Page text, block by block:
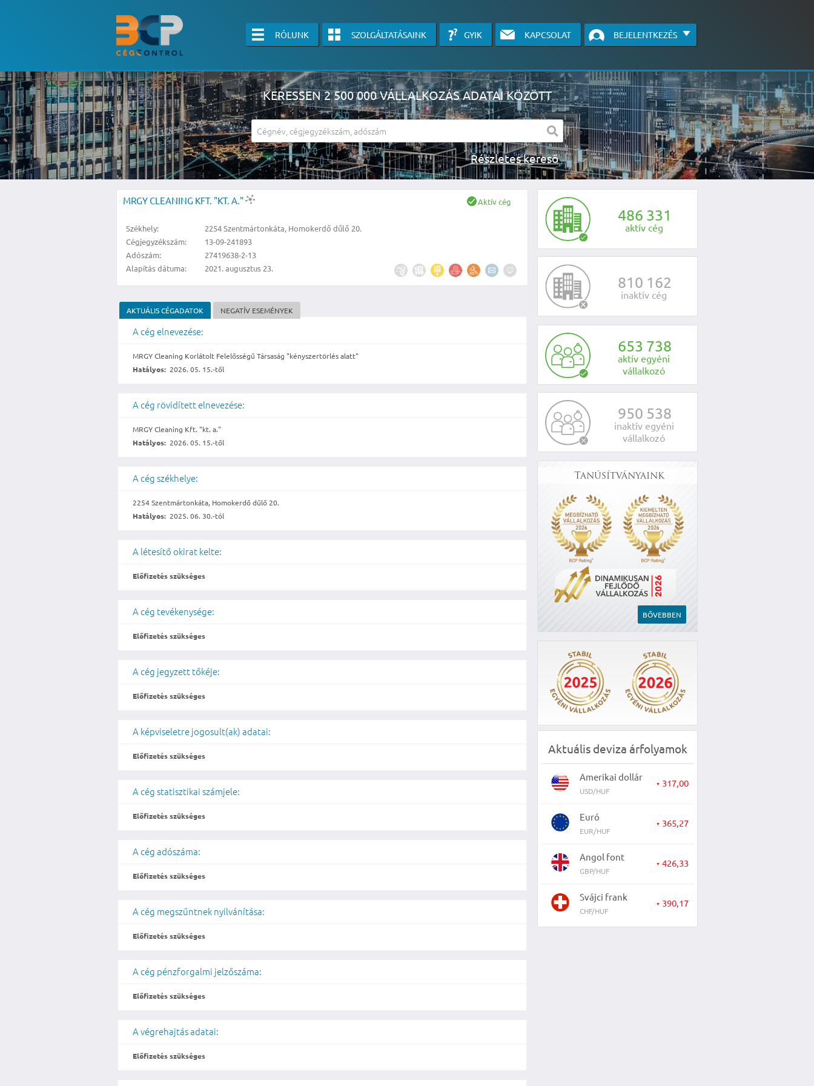
RÓLUNK SZOLGÁLTATÁSAINK GYIK KAPCSOLAT BEJELENTKEZÉS
KERESSEN 2 500 000 VÁLLALKOZÁS ADATAI KÖZÖTT
Részletes kereső
A részletes kereső csak belépett felhasználók számára érhető el, használatához kérjük jelentkezzen be, vagy vegye fel velünk a kapcsolatot az alábbi
486 331
aktív cég
810 162
inaktív cég
653 738
aktív egyéni
vállalkozó
950 538
inaktív egyéni
vállalkozó
Tanúsítványaink
BŐVEBBEN
Aktuális deviza árfolyamok
Amerikai dollár
USD/HUF
▼ 317,00
Euró
EUR/HUF
▼ 365,27
Angol font
GBP/HUF
▼ 426,33
Svájci frank
CHF/HUF
▼ 390,17
MRGY CLEANING KFT. "KT. A."
Székhely:
2254 Szentmártonkáta, Homokerdő dűlő 20.
Cégjegyzékszám:
13-09-241893
Adószám:
27419638-2-13
Alapítás dátuma:
2021. augusztus 23.
Aktív cég
AKTUÁLIS CÉGADATOK NEGATÍV ESEMÉNYEK
A cég elnevezése:
MRGY Cleaning Korlátolt Felelősségű Társaság "kényszertörlés alatt"
Hatályos: 2026. 05. 15.-től
A cég rövidített elnevezése:
MRGY Cleaning Kft. "kt. a."
Hatályos: 2026. 05. 15.-től
A cég székhelye:
2254 Szentmártonkáta, Homokerdő dűlő 20.
Hatályos: 2025. 06. 30.-tól
A létesítő okirat kelte:
Előfizetés szükséges
A cég tevékenysége:
Előfizetés szükséges
A cég jegyzett tőkéje:
Előfizetés szükséges
A képviseletre jogosult(ak) adatai:
Előfizetés szükséges
A cég statisztikai számjele:
Előfizetés szükséges
A cég adószáma:
Előfizetés szükséges
A cég megszűntnek nyilvánítása:
Előfizetés szükséges
A cég pénzforgalmi jelzőszáma:
Előfizetés szükséges
A végrehajtás adatai:
Előfizetés szükséges